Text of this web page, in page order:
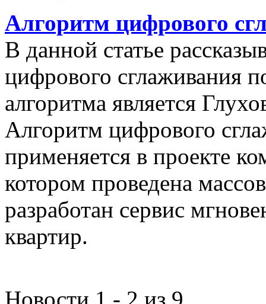
Алгоритм цифрового
В данной статье
цифрового сглаживания
алгоритма является
Алгоритм цифрового
применяется в проекте
котором проведена
разработан сервис
квартир.
Новости 1 - 2 из 9